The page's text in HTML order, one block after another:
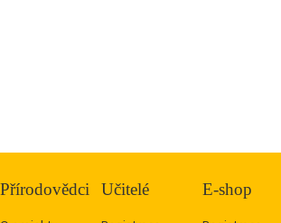
Přírodovědci Učitelé E-shop